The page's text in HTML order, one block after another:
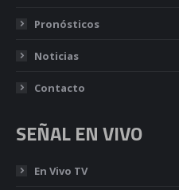
Pronósticos
Noticias
Contacto
SEÑAL EN VIVO
En Vivo TV